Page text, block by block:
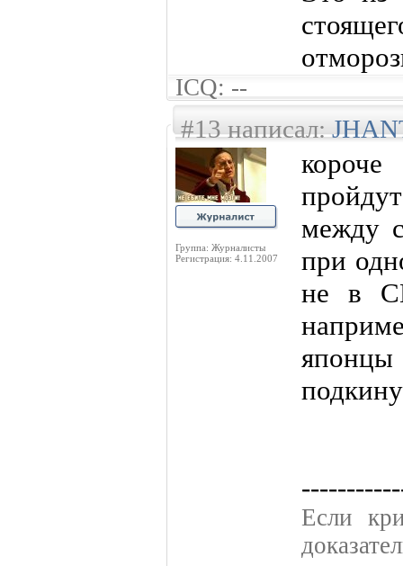
ICQ: --
#13 написал:
Группа: Журналисты
Регистрация: 4.11.2007
между
при
не в
Если